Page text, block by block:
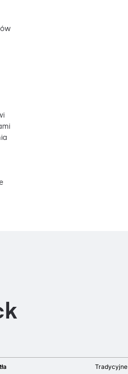
Tradycyjne